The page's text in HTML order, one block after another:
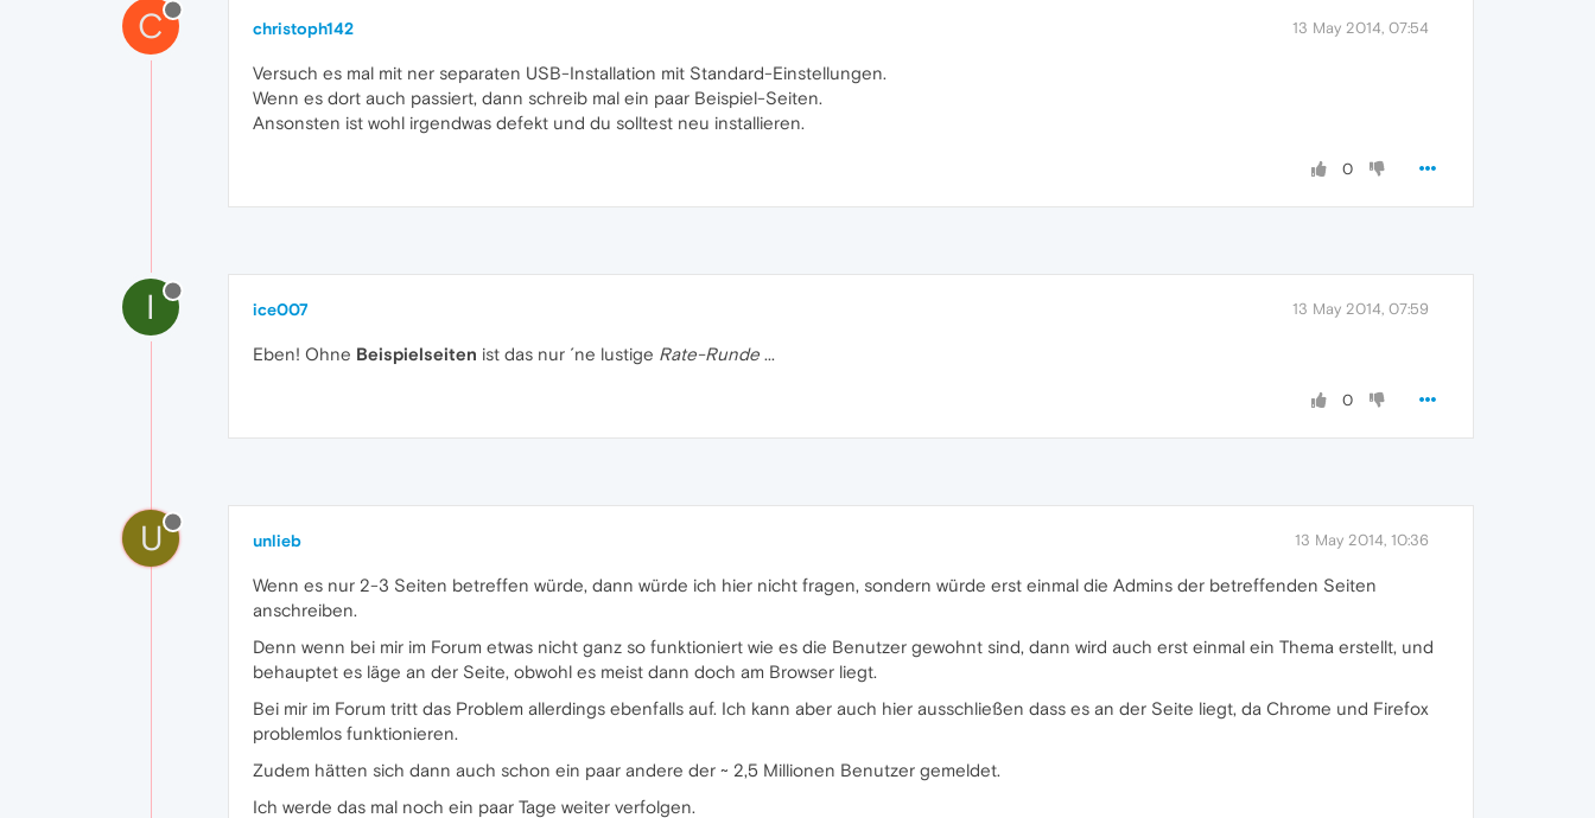
C christoph142 13 May 2014, 07:54
Versuch es mal mit ner separaten USB-Installation mit Standard-Einstellungen.
Wenn es dort auch passiert, dann schreib mal ein paar Beispiel-Seiten.
Ansonsten ist wohl irgendwas defekt und du solltest neu installieren.
0
I ice007 13 May 2014, 07:59
Eben! Ohne Beispielseiten ist das nur ´ne lustige Rate-Runde ...
0
U unlieb 13 May 2014, 10:36
Wenn es nur 2-3 Seiten betreffen würde, dann würde ich hier nicht fragen, sondern würde erst einmal die Admins der betreffenden Seiten
anschreiben.
Denn wenn bei mir im Forum etwas nicht ganz so funktioniert wie es die Benutzer gewohnt sind, dann wird auch erst einmal ein Thema erstellt, und
behauptet es läge an der Seite, obwohl es meist dann doch am Browser liegt.
Bei mir im Forum tritt das Problem allerdings ebenfalls auf. Ich kann aber auch hier ausschließen dass es an der Seite liegt, da Chrome und Firefox
problemlos funktionieren.
Zudem hätten sich dann auch schon ein paar andere der ~ 2,5 Millionen Benutzer gemeldet.
Ich werde das mal noch ein paar Tage weiter verfolgen.